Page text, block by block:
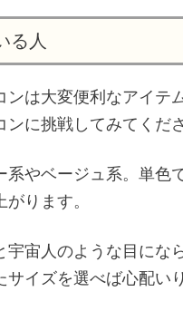
る人
ンは大変便利なアイテ
に挑戦してみてくださ
系やベージュ系。単
ります。
宙人のような目にな
イズを選べば心配い